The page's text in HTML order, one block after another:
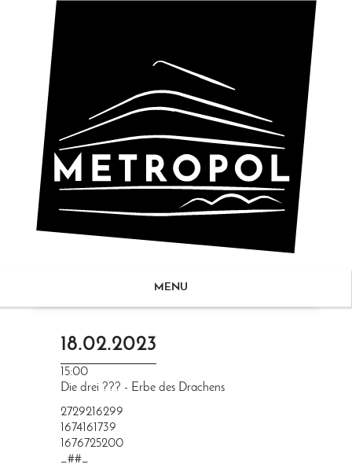
MENU
18.02.2023
15:00
Die drei ??? - Erbe des Drachens
2729216299
1674161739
1676725200
_##_